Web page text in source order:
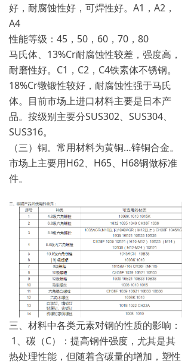
好，耐腐蚀性好，可焊性好。A1，A2，
A4
性能等级：45，50，60，70，80
马氏体、13%Cr耐腐蚀性较差，强度高，
耐磨性好。C1，C2，C4铁素体不锈钢。
18%Cr镦锻性较好，耐腐蚀性强于马氏
体。目前市场上进口材料主要是日本产
品。按级别主要分SUS302、SUS304、
SUS316。
（三）铜。常用材料为黄铜…锌铜合金。
市场上主要用H62、H65、H68铜做标准
件。
三、材料中各类元素对钢的性质的影响：
1、碳（C）：提高钢件强度，尤其是其
热处理性能，但随着含碳量的增加，塑性